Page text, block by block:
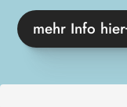
mehr Info hier